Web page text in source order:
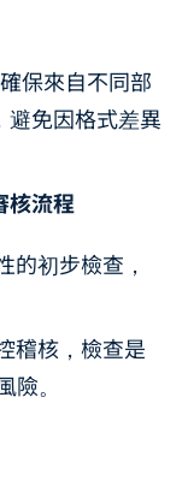
保來自不同部
避免因格式差異
核流程
的初步檢查，
稽核，檢查是
險。